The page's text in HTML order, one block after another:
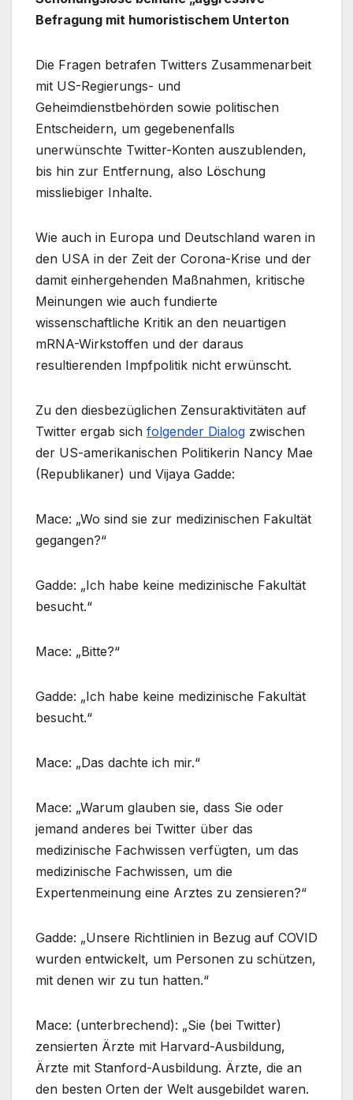
Befragung mit humoristischem Unterton
Die Fragen betrafen Twitters Zusammenarbeit
mit US-Regierungs- und
Geheimdienstbehörden sowie politischen
Entscheidern, um gegebenenfalls
unerwünschte Twitter-Konten auszublenden,
bis hin zur Entfernung, also Löschung
missliebiger Inhalte.
Wie auch in Europa und Deutschland waren in
den USA in der Zeit der Corona-Krise und der
damit einhergehenden Maßnahmen, kritische
Meinungen wie auch fundierte
wissenschaftliche Kritik an den neuartigen
mRNA-Wirkstoffen und der daraus
resultierenden Impfpolitik nicht erwünscht.
Zu den diesbezüglichen Zensuraktivitäten auf
Twitter ergab sich folgender Dialog zwischen
der US-amerikanischen Politikerin Nancy Mae
(Republikaner) und Vijaya Gadde:
Mace: „Wo sind sie zur medizinischen Fakultät
gegangen?“
Gadde: „Ich habe keine medizinische Fakultät
besucht.“
Mace: „Bitte?“
Gadde: „Ich habe keine medizinische Fakultät
besucht.“
Mace: „Das dachte ich mir.“
Mace: „Warum glauben sie, dass Sie oder
jemand anderes bei Twitter über das
medizinische Fachwissen verfügten, um das
medizinische Fachwissen, um die
Expertenmeinung eine Arztes zu zensieren?“
Gadde: „Unsere Richtlinien in Bezug auf COVID
wurden entwickelt, um Personen zu schützen,
mit denen wir zu tun hatten.“
Mace: (unterbrechend): „Sie (bei Twitter)
zensierten Ärzte mit Harvard-Ausbildung,
Ärzte mit Stanford-Ausbildung. Ärzte, die an
den besten Orten der Welt ausgebildet waren.